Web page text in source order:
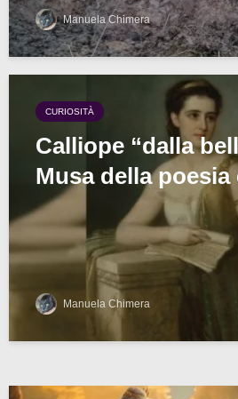
Manuela Chimera
CURIOSITÀ
Calliope “dalla
Musa della poesia
Manuela Chimera